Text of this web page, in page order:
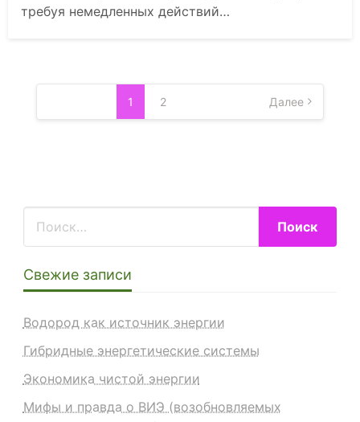
требуя немедленных действий…
Пагинация
1 2 Далее
Свежие записи
Водород как источник энергии
Гибридные энергетические системы
Экономика чистой энергии
Мифы и правда о ВИЭ (возобновляемых